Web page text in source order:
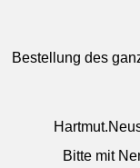
Bestellung des
Bitte mit